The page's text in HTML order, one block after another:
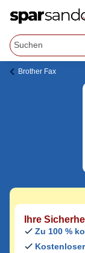
Brother Fax
Brother
Jetzt
Den
auswählen und
Ihre
Zu 100 %